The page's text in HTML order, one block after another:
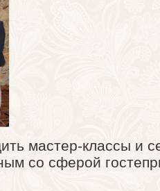
мастер-классы и
со сферой